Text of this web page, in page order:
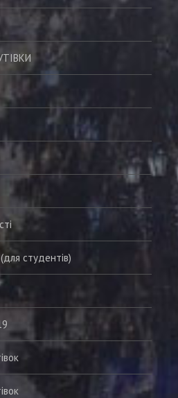
студентів)